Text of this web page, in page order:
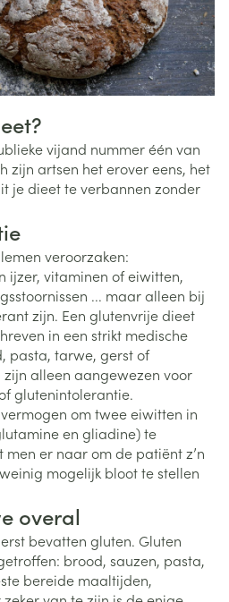
vijand nummer één van
zijn artsen het erover eens, het
je dieet te verbannen zonder
veroorzaken:
ijzer, vitaminen of eiwitten,
... maar alleen bij
zijn. Een glutenvrije dieet
in een strikt medische
pasta, tarwe, gerst of
alleen aangewezen voor
glutenintolerantie.
om twee eiwitten in
en gliadine) te
er naar om de patiënt z’n
mogelijk bloot te stellen
overal
bevatten gluten. Gluten
brood, sauzen, pasta,
bereide maaltijden,